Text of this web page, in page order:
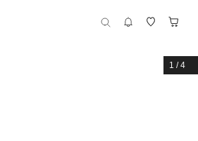
1 /4